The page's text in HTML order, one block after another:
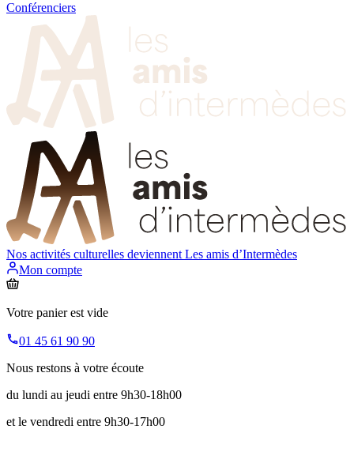
Conférenciers
Nos activités culturelles deviennent Les amis d’Intermèdes
Mon compte
Votre panier est vide
01 45 61 90 90
Nous restons à votre écoute
du lundi au jeudi entre 9h30-18h00
et le vendredi entre 9h30-17h00